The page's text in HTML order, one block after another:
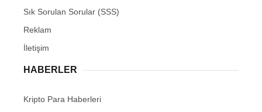
Sık Sorulan Sorular (SSS)
Reklam
İletişim
HABERLER
Kripto Para Haberleri